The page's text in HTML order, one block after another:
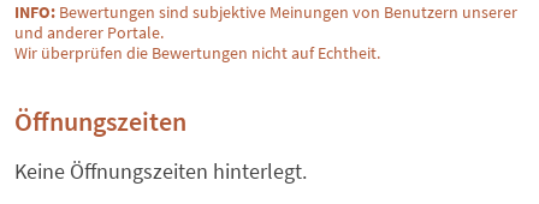
INFO: Bewertungen sind subjektive Meinungen von Benutzern unserer
und anderer Portale.
Wir überprüfen die Bewertungen nicht auf Echtheit.
Öffnungszeiten
Keine Öffnungszeiten hinterlegt.